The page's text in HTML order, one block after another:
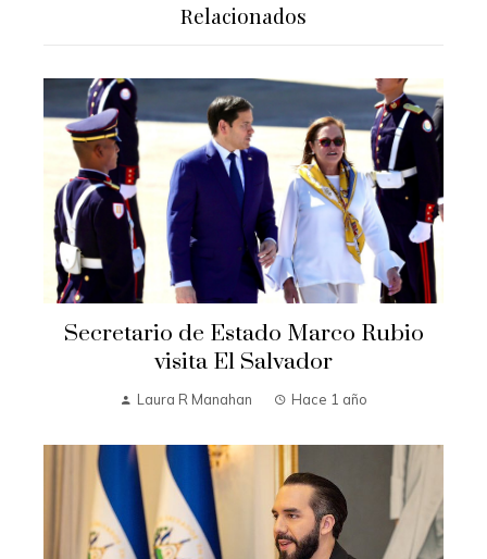
Relacionados
Secretario de Estado Marco Rubio
visita El Salvador
Laura R Manahan Hace 1 año